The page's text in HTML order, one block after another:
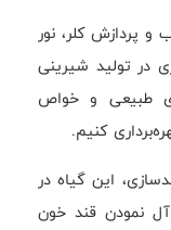
و پردازش کلر، نور
در تولید شیرینی
طبیعی و خواص
کنیم.
این گیاه در
آل نمودن قند خون